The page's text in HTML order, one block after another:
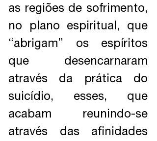
as regiões de sofrimento,
no plano espiritual, que
“abrigam” os espíritos
que desencarnaram
através da prática do
suicídio, esses, que
acabam reunindo-se
através das afinidades